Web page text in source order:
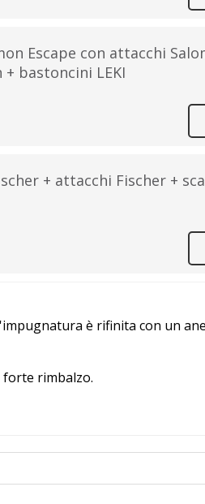
Escape con attacchi
bastoncini LEKI
+ attacchi Fischer +
è rifinita con un
rimbalzo.